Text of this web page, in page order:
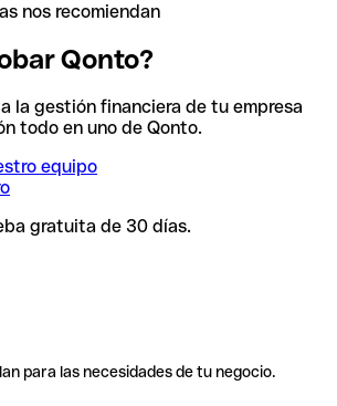
nos recomiendan
Qonto?
la gestión financiera de tu empresa
todo en uno de Qonto.
equipo
gratuita de 30 días.
para las necesidades de tu negocio.